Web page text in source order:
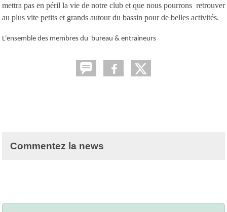
mettra pas en péril la vie de notre club et que nous pourrons retrouver
au plus vite petits et grands autour du bassin pour de belles activités.
L'ensemble des membres du bureau & entraineurs
Commentez la news